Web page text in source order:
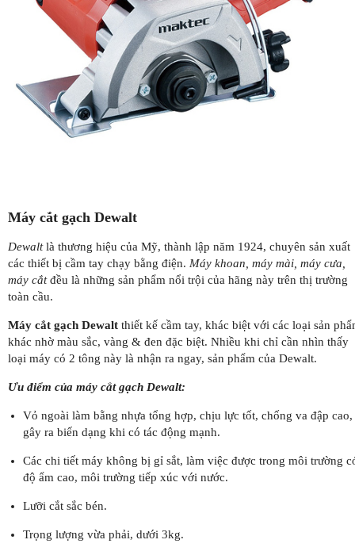
Máy cắt gạch Dewalt
Dewaltlà thương hiệu của Mỹ, thành lập năm 1924, chuyên sản xuất
các thiết bị cầm tay chạy bằng điện. Máy khoan, máy mài, máy cưa,
máy cắtđều là những sản phẩm nổi trội của hãng này trên thị trường
toàn cầu.
Máy cắt gạch Dewalt thiết kế cầm tay, khác biệt với các loại sản
khác nhờ màu sắc, vàng & đen đặc biệt. Nhiều khi chỉ cần nhìn thấy
loại máy có 2 tông này là nhận ra ngay, sản phẩm của Dewalt.
Ưu điểm của máy cắt gạch Dewalt:
Vỏ ngoài làm bằng nhựa tổng hợp, chịu lực tốt, chống va đập
gây ra biến dạng khi có tác động mạnh.
Các chi tiết máy không bị gỉ sắt, làm việc được trong môi trường
độ ẩm cao, môi trường tiếp xúc với nước.
Lưỡi cắt sắc bén.
Trọng lượng vừa phải, dưới 3kg.